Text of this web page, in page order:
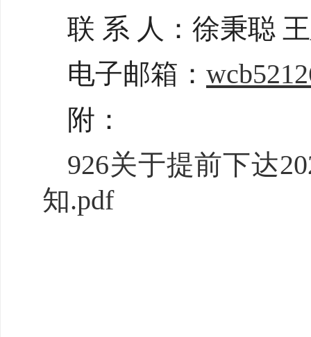
联 系 人：徐秉聪
电子邮箱：
附：
926关于提前下达
知.pdf